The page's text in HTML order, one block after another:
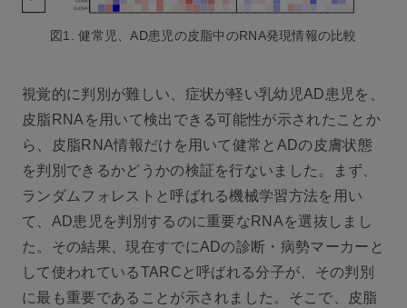
図1. 健常児、AD患児の皮脂中のRNA発現情報の比較
視覚的に判別が難しい、症状が軽い乳幼児AD患児を、
皮脂RNAを用いて検出できる可能性が示されたことか
ら、皮脂RNA情報だけを用いて健常とADの皮膚状態
を判別できるかどうかの検証を行ないました。まず、
ランダムフォレストと呼ばれる機械学習方法を用い
て、AD患児を判別するのに重要なRNAを選抜しまし
た。その結果、現在すでにADの診断・病勢マーカーと
して使われているTARCと呼ばれる分子が、その判別
に最も重要であることが示されました。そこで、皮脂